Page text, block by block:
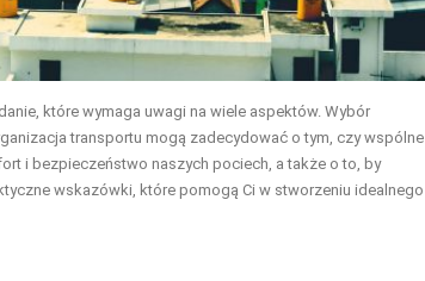
które wymaga uwagi na wiele aspektów. Wybór
transportu mogą zadecydować o tym, czy wspólne
i bezpieczeństwo naszych pociech, a także o to, by
wskazówki, które pomogą Ci w stworzeniu idealnego